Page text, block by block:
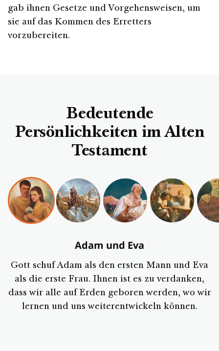
gab ihnen Gesetze und Vorgehensweisen, um
sie auf das Kommen des Erretters
vorzubereiten.
Bedeutende
Persönlichkeiten im Alten
Testament
Adam und Eva
Gott schuf Adam als den ersten Mann und Eva
als die erste Frau. Ihnen ist es zu verdanken,
dass wir alle auf Erden geboren werden, wo wir
lernen und uns weiterentwickeln können.